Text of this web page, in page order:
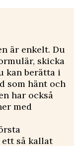
är enkelt. Du
skicka
kan berätta i
som hänt och
har också
med
ett så kallat